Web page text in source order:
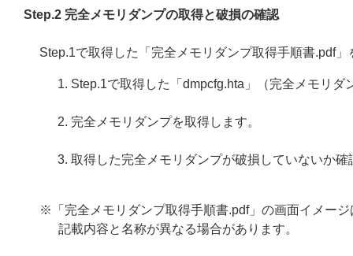
Step.2 完全メモリダンプの取得と破損の確認
Step.1で取得した「完全メモリダンプ取得手順書.pdf
Step.1で取得した「dmpcfg.hta」（完全メモリ
完全メモリダンプを取得します。
取得した完全メモリダンプが破損していないか確
※「完全メモリダンプ取得手順書.pdf」の画面イメー
記載内容と名称が異なる場合があります。